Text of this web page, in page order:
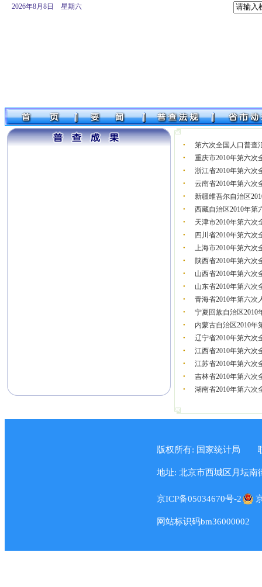
2026年8月8日 星期六
● 第六次全国人口普查
● 重庆市2010年第六次
● 浙江省2010年第六次
● 云南省2010年第六次
● 新疆维吾尔自治区
● 西藏自治区2010年第
● 天津市2010年第六次
● 四川省2010年第六
● 上海市2010年第六次
● 陕西省2010年第六次
● 山西省2010年第六次
● 山东省2010年第六次
● 青海省2010年第六次
● 宁夏回族自治区2010
● 内蒙古自治区2010年
● 辽宁省2010年第六次
● 江西省2010年第六次
● 江苏省2010年第六次
● 吉林省2010年第六次
● 湖南省2010年第六次
版权所有: 国家统计局
地址: 北京市西城区月坛南
京ICP备05034670号-2
网站标识码bm36000002